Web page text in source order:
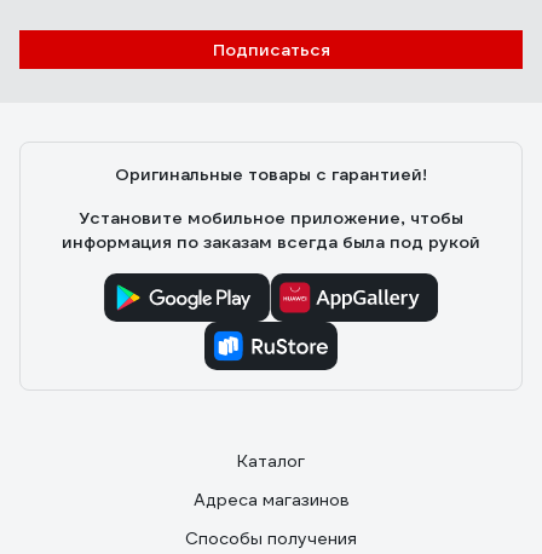
Подписаться
Оригинальные товары с гарантией!
Установите мобильное приложение, чтобы
информация по заказам всегда была под рукой
Каталог
Адреса магазинов
Способы получения